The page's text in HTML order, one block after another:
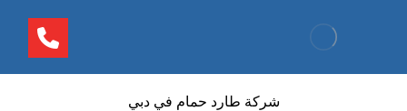
شركة طارد حمام في دبي